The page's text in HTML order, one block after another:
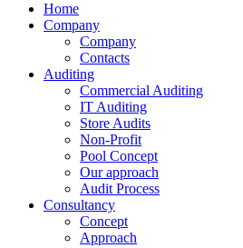
Home
Company
Company
Contacts
Auditing
Commercial Auditing
IT Auditing
Store Audits
Non-Profit
Pool Concept
Our approach
Audit Process
Consultancy
Concept
Approach